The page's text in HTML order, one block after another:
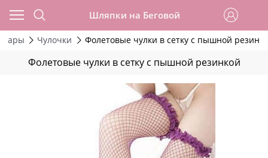
Шляпки на Беговой
Чулочки Фолетовые чулки в сетку с пышной
Фолетовые чулки в сетку с пышной резинкой